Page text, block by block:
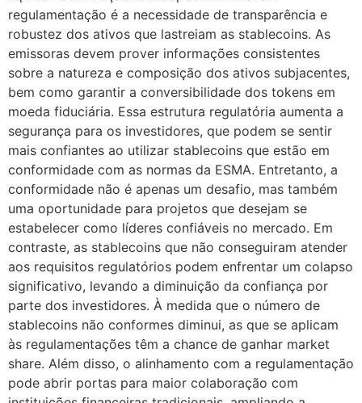
regulamentação é a necessidade de transparência e
robustez dos ativos que lastreiam as stablecoins. As
emissoras devem prover informações consistentes
sobre a natureza e composição dos ativos subjacentes,
bem como garantir a conversibilidade dos tokens em
moeda fiduciária. Essa estrutura regulatória aumenta a
segurança para os investidores, que podem se sentir
mais confiantes ao utilizar stablecoins que estão em
conformidade com as normas da ESMA. Entretanto, a
conformidade não é apenas um desafio, mas também
uma oportunidade para projetos que desejam se
estabelecer como líderes confiáveis no mercado. Em
contraste, as stablecoins que não conseguiram atender
aos requisitos regulatórios podem enfrentar um colapso
significativo, levando a diminuição da confiança por
parte dos investidores. À medida que o número de
stablecoins não conformes diminui, as que se aplicam
às regulamentações têm a chance de ganhar market
share. Além disso, o alinhamento com a regulamentação
pode abrir portas para maior colaboração com